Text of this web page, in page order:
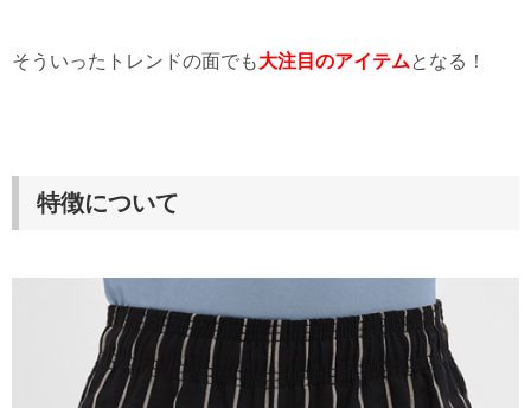
そういったトレンドの面でも大注目のアイテムとなる！
特徴について